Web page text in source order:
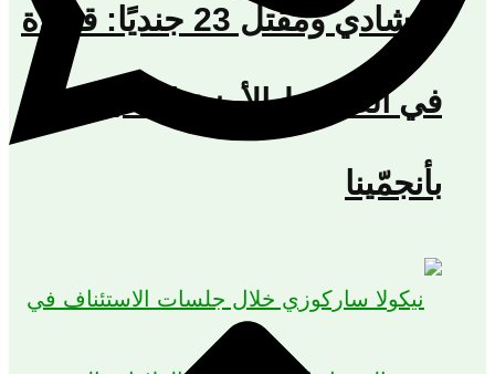
التشادي ومقتل 23 جنديًا: قراءة
في الضغوط الأمنية المحيطة
بأنجمّينا